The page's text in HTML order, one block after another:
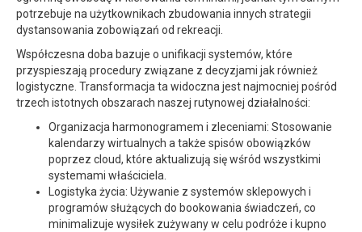
potrzebuje na użytkownikach zbudowania innych strategii
dystansowania zobowiązań od rekreacji.
Współczesna doba bazuje o unifikacji systemów, które
przyspieszają procedury związane z decyzjami jak również
logistyczne. Transformacja ta widoczna jest najmocniej pośród
trzech istotnych obszarach naszej rutynowej działalności:
Organizacja harmonogramem i zleceniami: Stosowanie
kalendarzy wirtualnych a także spisów obowiązków
poprzez cloud, które aktualizują się wśród wszystkimi
systemami właściciela.
Logistyka życia: Używanie z systemów sklepowych i
programów służących do bookowania świadczeń, co
minimalizuje wysiłek zużywany w celu podróże i kupno